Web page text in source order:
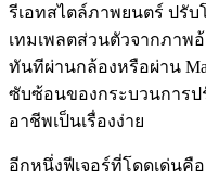
รีเอทสไตล์ภาพยนตร์ ปรั
เทมเพลตส่วนตัวจากภาพ
ทันทีผ่านกล้องหรือผ่าน
ซับซ้อนของกระบวนการ
อาชีพเป็นเรื่องง่าย
อีกหนึ่งฟีเจอร์ที่โดดเด่นคือ